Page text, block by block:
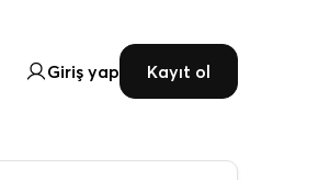
Giriş yap Kayıt ol